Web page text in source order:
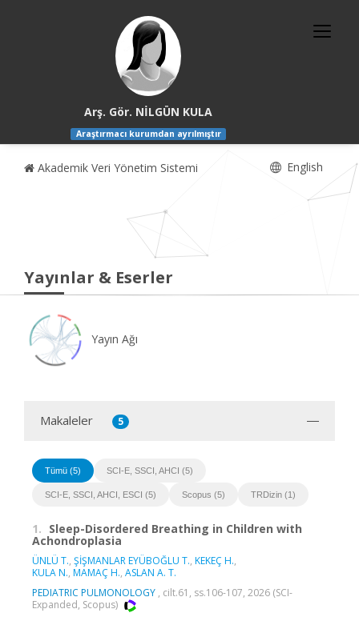
Arş. Gör. NİLGÜN KULA
Araştırmacı kurumdan ayrılmıştır
Akademik Veri Yönetim Sistemi English
Yayınlar & Eserler
Yayın Ağı
Makaleler 5
Tümü (5) SCI-E, SSCI, AHCI (5)
SCI-E, SSCI, AHCI, ESCI (5) Scopus (5) TRDizin (1)
1. Sleep-Disordered Breathing in Children with
Achondroplasia
ÜNLÜ T., ŞİŞMANLAR EYÜBOĞLU T., KEKEÇ H.,
KULA N., MAMAÇ H., ASLAN A. T.
PEDIATRIC PULMONOLOGY , cilt.61, ss.106-107, 2026 (SCI-
Expanded, Scopus)